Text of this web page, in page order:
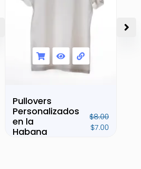
Pullovers
Personalizados
en la
Habana
$8.00
$7.00